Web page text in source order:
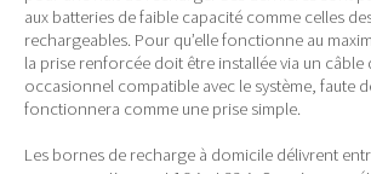
aux batteries de faible capacité comme celles
rechargeables. Pour qu’elle fonctionne au
la prise renforcée doit être installée via un câble
occasionnel compatible avec le système, faute
fonctionnera comme une prise simple.
Les bornes de recharge à domicile délivrent